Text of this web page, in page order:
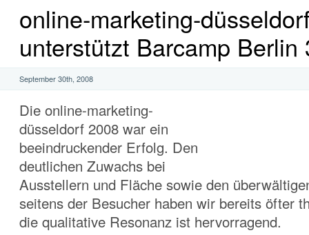
online-marketing-
unterstützt Barcamp Berlin
September 30th, 2008
Die online-marketing-
düsseldorf 2008 war ein
beeindruckender Erfolg. Den
deutlichen Zuwachs bei
Ausstellern und Fläche sowie den
seitens der Besucher haben wir bereits öfter
die qualitative Resonanz ist hervorragend.